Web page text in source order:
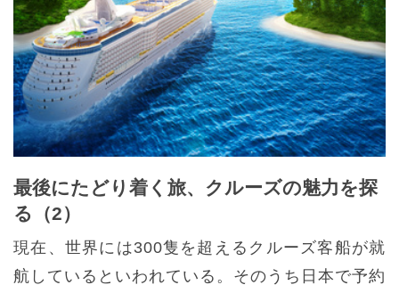
最後にたどり着く旅、クルーズの魅力を探
る（2）
現在、世界には300隻を超えるクルーズ客船が就
航しているといわれている。そのうち日本で予約